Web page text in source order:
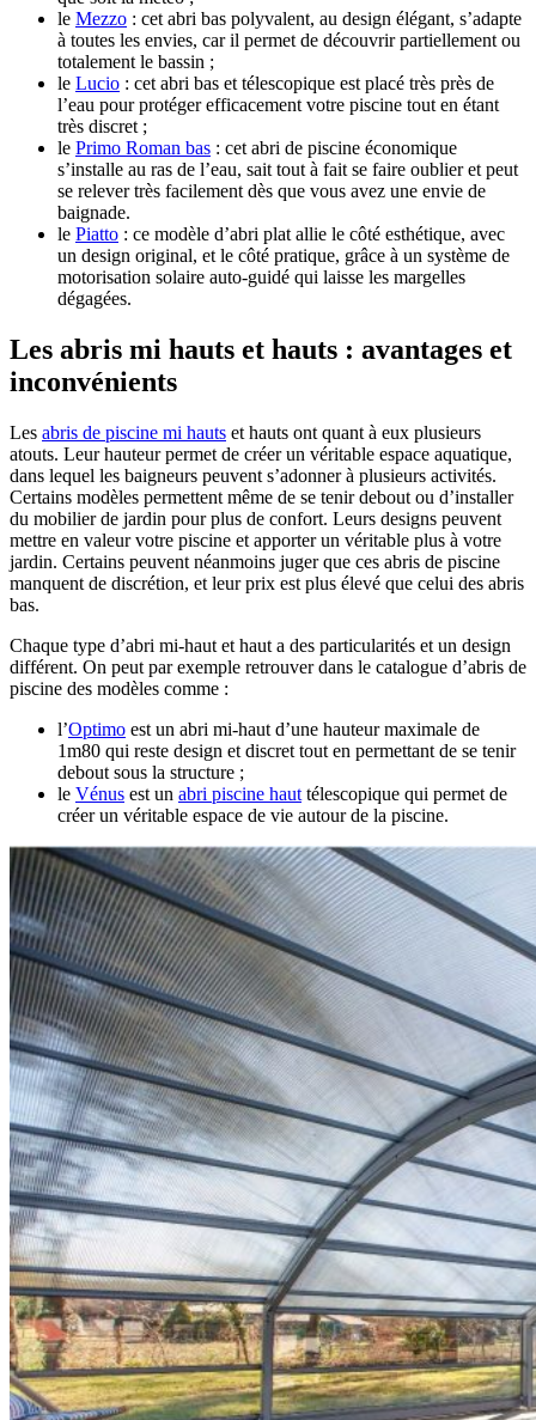
le Mezzo : cet abri bas polyvalent, au design élégant, s’adapte
à toutes les envies, car il permet de découvrir partiellement ou
totalement le bassin ;
le Lucio : cet abri bas et télescopique est placé très près de
l’eau pour protéger efficacement votre piscine tout en étant
très discret ;
le Primo Roman bas : cet abri de piscine économique
s’installe au ras de l’eau, sait tout à fait se faire oublier et peut
se relever très facilement dès que vous avez une envie de
baignade.
le Piatto : ce modèle d’abri plat allie le côté esthétique, avec
un design original, et le côté pratique, grâce à un système de
motorisation solaire auto-guidé qui laisse les margelles
dégagées.
Les abris mi hauts et hauts : avantages et
inconvénients
Les abris de piscine mi hauts et hauts ont quant à eux plusieurs
atouts. Leur hauteur permet de créer un véritable espace aquatique,
dans lequel les baigneurs peuvent s’adonner à plusieurs activités.
Certains modèles permettent même de se tenir debout ou d’installer
du mobilier de jardin pour plus de confort. Leurs designs peuvent
mettre en valeur votre piscine et apporter un véritable plus à votre
jardin. Certains peuvent néanmoins juger que ces abris de piscine
manquent de discrétion, et leur prix est plus élevé que celui des abris
bas.
Chaque type d’abri mi-haut et haut a des particularités et un design
différent. On peut par exemple retrouver dans le catalogue d’abris de
piscine des modèles comme :
l’Optimo est un abri mi-haut d’une hauteur maximale de
1m80 qui reste design et discret tout en permettant de se tenir
debout sous la structure ;
le Vénus est un abri piscine haut télescopique qui permet de
créer un véritable espace de vie autour de la piscine.